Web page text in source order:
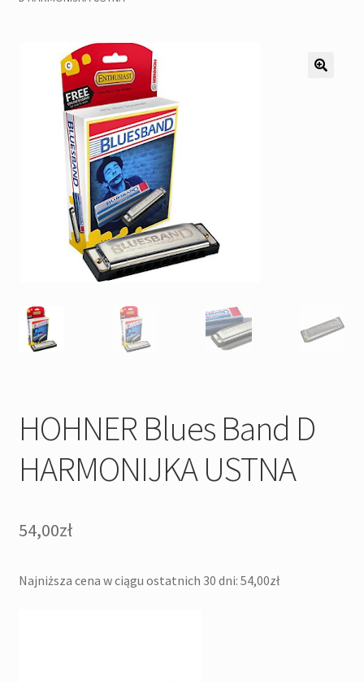
Pozostałe
HOHNER Blues Band D
HARMONIJKA USTNA
54,00zł
Najniższa cena w ciągu ostatnich 30 dni: 54,00zł